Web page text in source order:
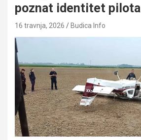
poznat identitet pilota
16 travnja, 2026 Budica Info